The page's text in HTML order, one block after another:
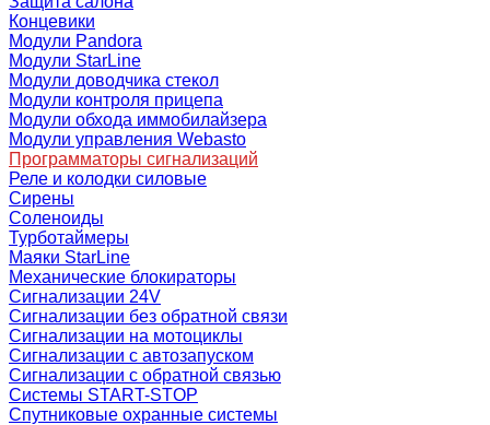
Концевики
Модули Pandora
Модули StarLine
Модули доводчика стекол
Модули контроля прицепа
Модули обхода иммобилайзера
Модули управления Webasto
Программаторы сигнализаций
Реле и колодки силовые
Сирены
Соленоиды
Турботаймеры
Маяки StarLine
Механические блокираторы
Сигнализации 24V
Сигнализации без обратной связи
Сигнализации на мотоциклы
Сигнализации с автозапуском
Сигнализации с обратной связью
Системы START-STOP
Спутниковые охранные системы